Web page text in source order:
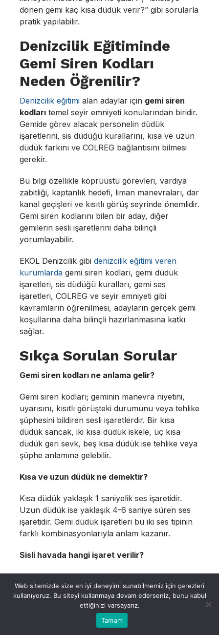
dönen gemi kaç kısa düdük verir?” gibi sorularla
pratik yapılabilir.
Denizcilik Eğitiminde
Gemi Siren Kodları
Neden Öğrenilir?
Denizcilik eğitimi alan adaylar için gemi siren
kodları temel seyir emniyeti konularından biridir.
Gemide görev alacak personelin düdük
işaretlerini, sis düdüğü kurallarını, kısa ve uzun
düdük farkını ve COLREG bağlantısını bilmesi
gerekir.
Bu bilgi özellikle köprüüstü görevleri, vardiya
zabitliği, kaptanlık hedefi, liman manevraları, dar
kanal geçişleri ve kısıtlı görüş seyrinde önemlidir.
Gemi siren kodlarını bilen bir aday, diğer
gemilerin sesli işaretlerini daha bilinçli
yorumlayabilir.
EKOL Denizcilik gibi denizcilik eğitimi veren
kurumlarda gemi siren kodları, gemi düdük
işaretleri, sis düdüğü kuralları, gemi ses
işaretleri, COLREG ve seyir emniyeti gibi
kavramların öğrenilmesi, adayların gerçek gemi
koşullarına daha bilinçli hazırlanmasına katkı
sağlar.
Sıkça Sorulan Sorular
Gemi siren kodları ne anlama gelir?
Gemi siren kodları; geminin manevra niyetini,
uyarısını, kısıtlı görüşteki durumunu veya tehlike
şüphesini bildiren sesli işaretlerdir. Bir kısa
düdük sancak, iki kısa düdük iskele, üç kısa
düdük geri sevk, beş kısa düdük ise tehlike veya
şüphe anlamına gelebilir.
Kısa ve uzun düdük ne demektir?
Kısa düdük yaklaşık 1 saniyelik ses işaretidir.
Uzun düdük ise yaklaşık 4-6 saniye süren ses
işaretidir. Gemi düdük işaretleri bu iki ses tipinin
farklı kombinasyonlarıyla anlam kazanır.
Sisli havada hangi işaret verilir?
Sisli havada verilecek işaret geminin durumuna
göre değişir. Suya göre ilerleyen motorlu gemi
en fazla 2 dakikada bir uzun düdük verir. Yolda
fakat suya göre ilerlemeyen motorlu gemi iki
uzun düdük verir. Demirdeki gemiler ise çan
Web sitemizde size en iyi deneyimi sunabilmemiz için çerezleri
kullanıyoruz. Bu siteyi kullanmaya devam ederseniz, bunu kabul
ettiğinizi varsayarız.
Tamam